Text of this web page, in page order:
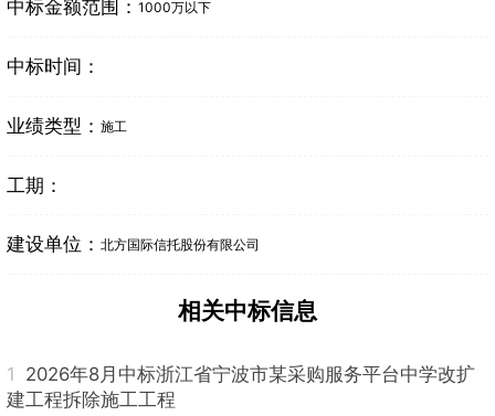
中标金额范围： 1000万以下
中标时间：
业绩类型： 施工
工期：
建设单位： 北方国际信托股份有限公司
相关中标信息
1 2026年8月中标浙江省宁波市某采购服务平台中学改扩
建工程拆除施工工程